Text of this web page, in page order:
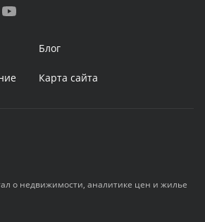
Блог
Карта сайта
о недвижимости, аналитике цен и жилье